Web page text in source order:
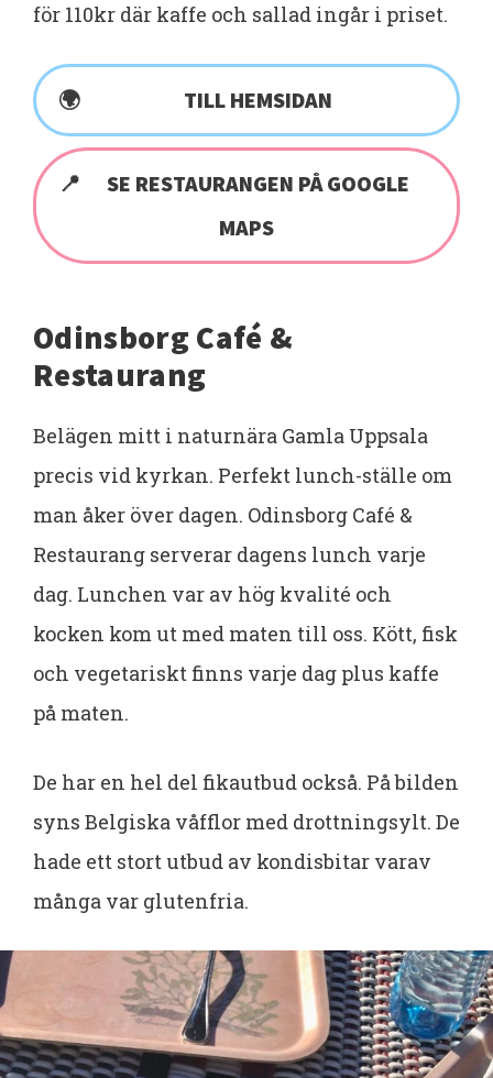
för 110kr där kaffe och sallad ingår i priset.
TILL HEMSIDAN
SE RESTAURANGEN PÅ GOOGLE
MAPS
Odinsborg Café &
Restaurang
Belägen mitt i naturnära Gamla Uppsala
precis vid kyrkan. Perfekt lunch-ställe om
man åker över dagen. Odinsborg Café &
Restaurang serverar dagens lunch varje
dag. Lunchen var av hög kvalité och
kocken kom ut med maten till oss. Kött, fisk
och vegetariskt finns varje dag plus kaffe
på maten.
De har en hel del fikautbud också. På bilden
syns Belgiska våfflor med drottningsylt. De
hade ett stort utbud av kondisbitar varav
många var glutenfria.